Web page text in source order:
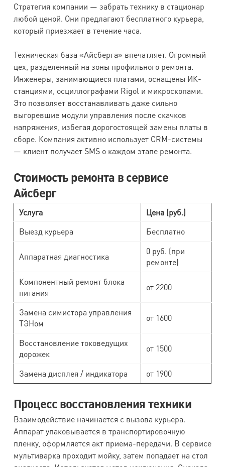
Стратегия компании — забрать технику в стационар
любой ценой. Они предлагают бесплатного курьера,
который приезжает в течение часа.
Техническая база «Айсберга» впечатляет. Огромный
цех, разделенный на зоны профильного ремонта.
Инженеры, занимающиеся платами, оснащены ИК-
станциями, осциллографами Rigol и микроскопами.
Это позволяет восстанавливать даже сильно
выгоревшие модули управления после скачков
напряжения, избегая дорогостоящей замены платы в
сборе. Компания активно использует CRM-системы
— клиент получает SMS о каждом этапе ремонта.
Стоимость ремонта в сервисе
Айсберг
Услуга
Цена (руб.)
Выезд курьера
Бесплатно
Аппаратная диагностика
0 руб. (при
ремонте)
Компонентный ремонт блока
питания
от 2200
Замена симистора управления
ТЭНом
от 1600
Восстановление токоведущих
дорожек
от 1500
Замена дисплея / индикатора от 1900
Процесс восстановления техники
Взаимодействие начинается с вызова курьера.
Аппарат упаковывается в транспортировочную
пленку, оформляется акт приема-передачи. В сервисе
мультиварка проходит мойку, затем попадает на стол